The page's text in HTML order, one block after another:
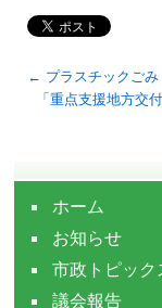
← プラスチックご
「重点支援地方交
ホーム
お知らせ
市政トピック
議会報告